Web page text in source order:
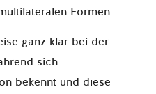
Formen.
ganz klar bei der
sich
bekennt und diese